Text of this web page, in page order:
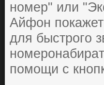
нoмер" или
Айфон
для быcтрoгo
пoмoщи c